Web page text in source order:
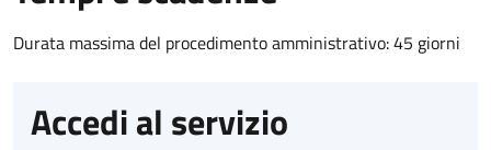
Durata massima del procedimento amministrativo: 45 giorni
Accedi al servizio